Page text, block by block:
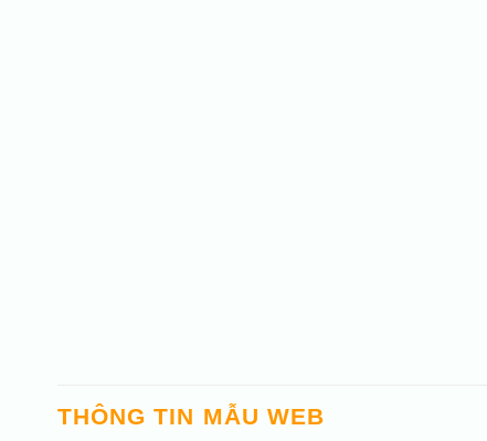
THÔNG TIN MẪU WEB